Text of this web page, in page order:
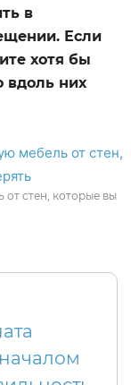
в
Если
хотя бы
вдоль них
от стен, которые вы